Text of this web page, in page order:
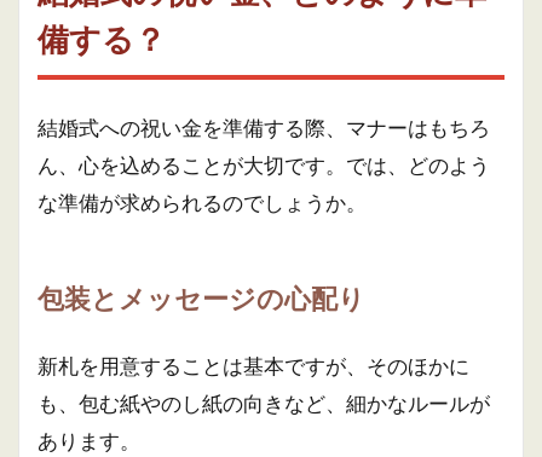
備する？
結婚式への祝い金を準備する際、マナーはもちろ
ん、心を込めることが大切です。では、どのよう
な準備が求められるのでしょうか。
包装とメッセージの心配り
新札を用意することは基本ですが、そのほかに
も、包む紙やのし紙の向きなど、細かなルールが
あります。